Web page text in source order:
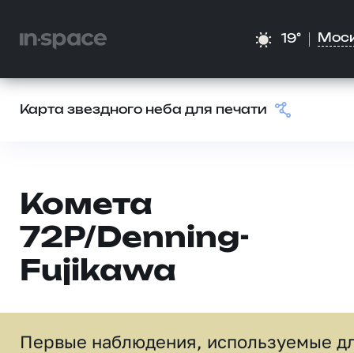
19°
Карта звездного неба для печати
Комета
72P/Denning-
Fujikawa
Первые наблюдения, используемые